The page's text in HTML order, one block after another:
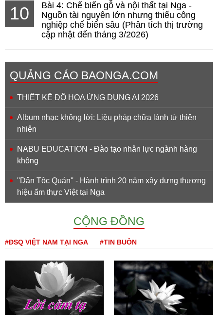
10
Bài 4: Chế biến gỗ và nội thất tại Nga -
Nguồn tài nguyên lớn nhưng thiếu công
nghiệp chế biến sâu (Phân tích thị trường
cập nhật đến tháng 3/2026)
QUẢNG CÁO BAONGA.COM
THIẾT KẾ ĐỒ HỌA ỨNG DỤNG AI 2026
Album nhạc không lời: Liệu pháp chữa lành từ thiên
nhiên
NABU EDUCATION - Đào tạo nhân lực ngành hàng
không
''Dân Tộc Quán'' - Hành trình 20 năm xây dựng thương
hiệu ẩm thực Việt tại Nga
CỘNG ĐỒNG
#ĐSQ VIỆT NAM TẠI NGA #TIN BUỒN